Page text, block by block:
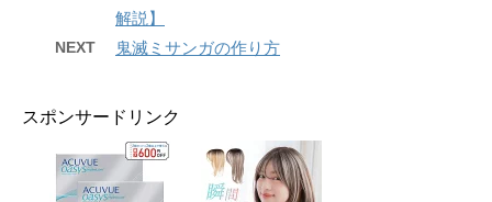
解説】
NEXT 鬼滅ミサンガの作り方
スポンサードリンク